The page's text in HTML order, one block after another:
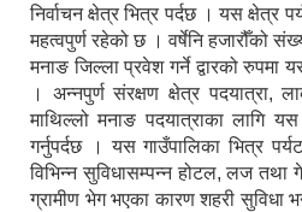
निर्वाचन क्षेत्र भित्र पर्दछ । यस क्षेत्र
महत्वपुर्ण रहेको छ । वर्षेनि हजारौँको
मनाङ जिल्ला प्रवेश गर्ने द्वारको रुपमा
। अन्नपुर्ण संरक्षण क्षेत्र पदयात्रा,
माथिल्लो मनाङ पदयात्राका लागि यस
गर्नुपर्दछ । यस गाउँपालिका भित्र
विभिन्न सुविधासम्पन्न होटल, लज तथा
ग्रामीण भेग भएका कारण शहरी सुविधा